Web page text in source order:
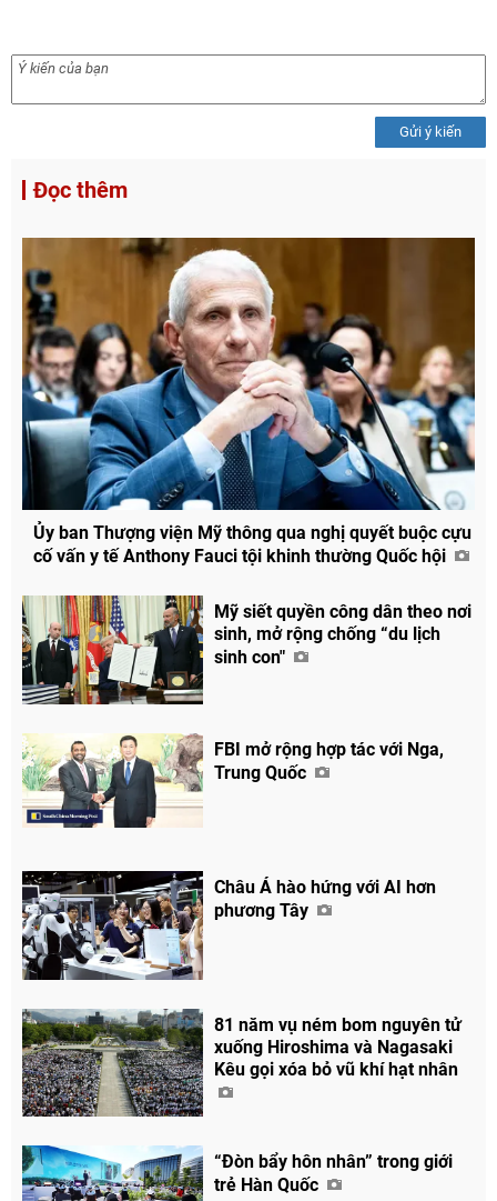
Gửi ý kiến
Đọc thêm
Ủy ban Thượng viện Mỹ thông qua nghị quyết buộc cựu
cố vấn y tế Anthony Fauci tội khinh thường Quốc hội
Mỹ siết quyền công dân theo nơi
sinh, mở rộng chống “du lịch
sinh con"
FBI mở rộng hợp tác với Nga,
Trung Quốc
Châu Á hào hứng với AI hơn
phương Tây
81 năm vụ ném bom nguyên tử
xuống Hiroshima và Nagasaki
Kêu gọi xóa bỏ vũ khí hạt nhân
“Đòn bẩy hôn nhân” trong giới
trẻ Hàn Quốc